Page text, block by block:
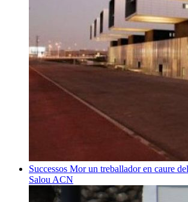
Successos Mor un treballador en caure
Salou ACN